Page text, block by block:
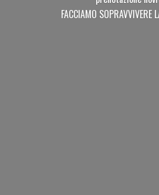
FACCIAMO SOPRAVVIVERE